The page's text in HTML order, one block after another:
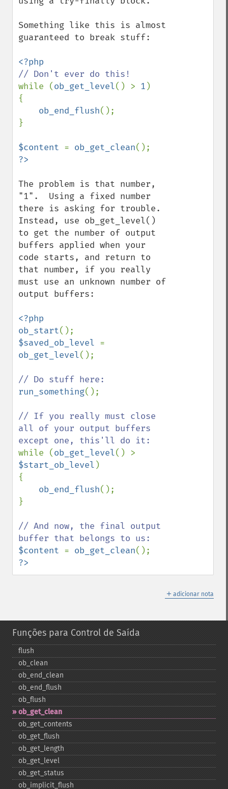
Something like this is almost
guaranteed to break stuff:
while (ob_get_level() > 1 )
{
ob_end_flush();
}
$content = ob_get_clean
The problem is that number,
"1".  Using a fixed number
there is asking for trouble.
Instead, use ob_get_level()
to get the number of output
buffers applied when your
code starts, and return to
that number, if you really
must use an unknown number of
output buffers:
<?php
ob_start
$saved_ob_level
ob_get_level();
run_something();
// If you really must close
all of your output buffers
while (ob_get_level
$start_ob_level )
{
ob_end_flush();
}
// And now, the final output
$content = ob_get_clean
?>
＋ adicionar nota
Funções para Control de Saída
flush
ob_​clean
ob_​end_​clean
ob_​end_​flush
ob_​flush
ob_​get_​clean
ob_​get_​contents
ob_​get_​flush
ob_​get_​length
ob_​get_​level
ob_​get_​status
ob_​implicit_​flush